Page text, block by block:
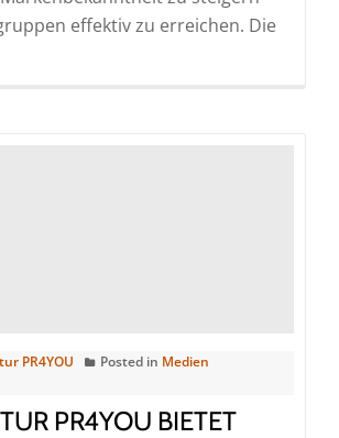
effektiv zu erreichen. Die
PR4YOU Posted in Medien
PR4YOU BIETET